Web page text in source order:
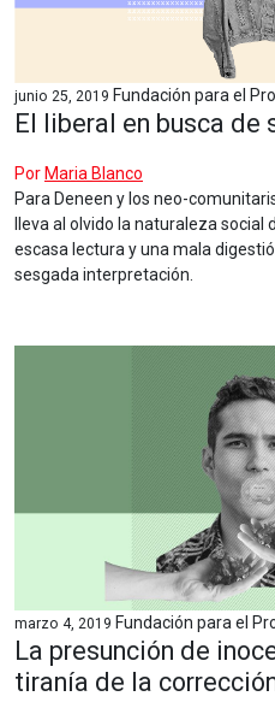
junio 25, 2019 Fundación para el
El liberal en busca de
Por Maria Blanco
Para Deneen y los neo-
lleva al olvido la naturaleza
escasa lectura y una mala
sesgada interpretación.
marzo 4, 2019 Fundación para el
La presunción de
tiranía de la